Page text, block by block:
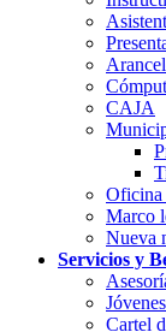
CAJA
Oficina
Marco
Nueva
Servicios y
Cartel